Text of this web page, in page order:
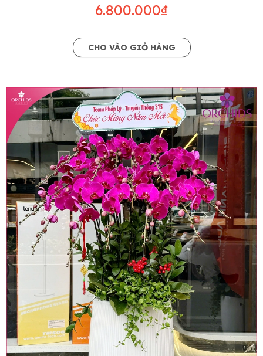
6.800.000₫
CHO VÀO GIỎ HÀNG